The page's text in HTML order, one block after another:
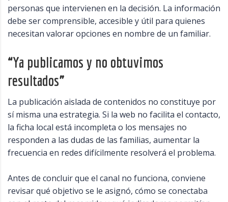
personas que intervienen en la decisión. La información
debe ser comprensible, accesible y útil para quienes
necesitan valorar opciones en nombre de un familiar.
“Ya publicamos y no obtuvimos
resultados”
La publicación aislada de contenidos no constituye por
sí misma una estrategia. Si la web no facilita el contacto,
la ficha local está incompleta o los mensajes no
responden a las dudas de las familias, aumentar la
frecuencia en redes difícilmente resolverá el problema.
Antes de concluir que el canal no funciona, conviene
revisar qué objetivo se le asignó, cómo se conectaba